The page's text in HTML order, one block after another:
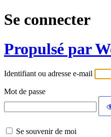
Se connecter
Propulsé par
Identifiant ou adresse e-mail
Mot de passe
Se souvenir de moi